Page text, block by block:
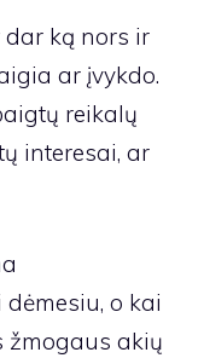
ką nors ir
ar įvykdo.
reikalų
interesai, ar
o kai
žmogaus akių